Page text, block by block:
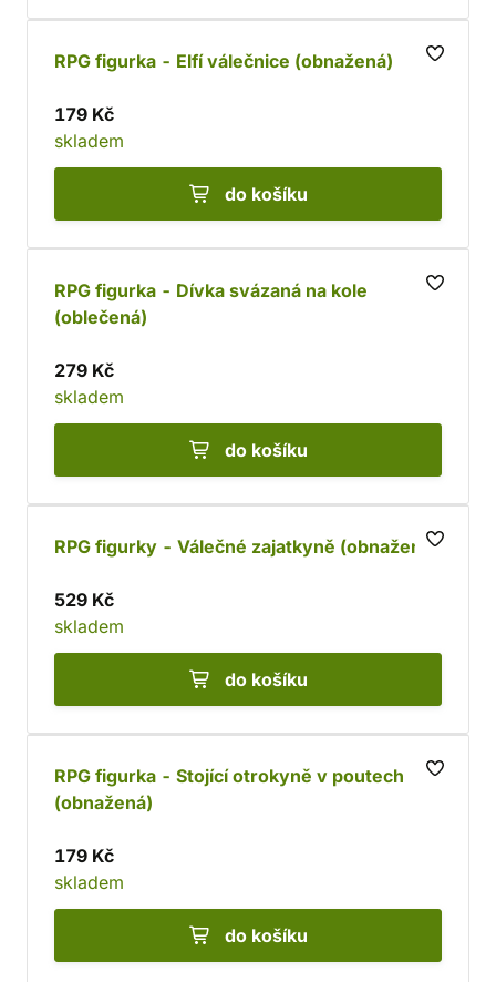
RPG figurka - Elfí válečnice (obnažená)
179 Kč
skladem
do košíku
RPG figurka - Dívka svázaná na kole
(oblečená)
279 Kč
skladem
do košíku
RPG figurky - Válečné zajatkyně (obnažené)
529 Kč
skladem
do košíku
RPG figurka - Stojící otrokyně v poutech
(obnažená)
179 Kč
skladem
do košíku